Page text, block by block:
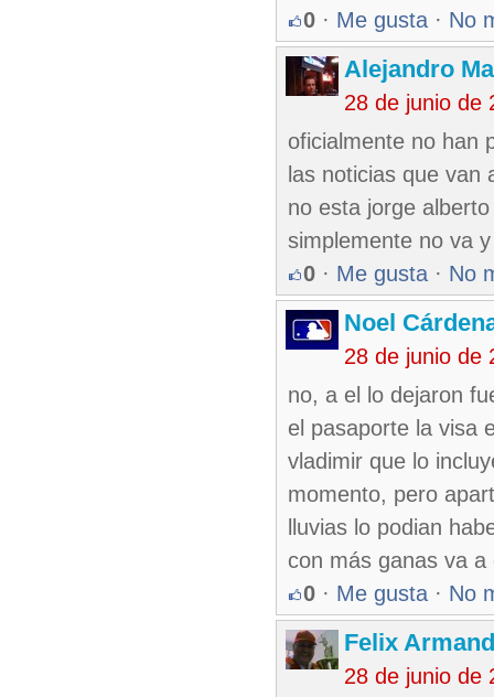
0 · Me gusta · No
Alejandro
28 de junio de
oficialmente no han
las noticias que
no esta jorge
simplemente no va
0 · Me gusta · No
Noel
28 de junio de
no, a el lo dejaron
el pasaporte la visa
vladimir que lo
momento, pero
lluvias lo podian
con más ganas va a
0 · Me gusta · No
Felix
28 de junio de